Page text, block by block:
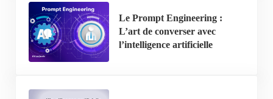
Le Prompt Engineering :
L’art de converser avec
l’intelligence artificielle